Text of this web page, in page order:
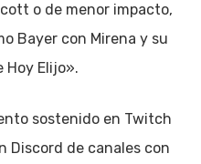
o de menor impacto,
Bayer con Mirena y su
Elijo».
sostenido en Twitch
Discord de canales con